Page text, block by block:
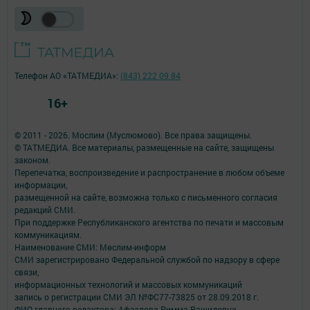
© 2011 - 2026. Мослим (Муслюмово). Все права защищены.
© ТАТМЕДИА. Все материалы, размещенные на сайте, защищены
законом.
Перепечатка, воспроизведение и распространение в любом объеме
информации,
размещенной на сайте, возможна только с письменного согласия
редакций СМИ.
При поддержке Республиканского агентства по печати и массовым
коммуникациям.
Наименование СМИ: Мөслим-информ
СМИ зарегистрировано Федеральной службой по надзору в сфере
связи,
информационных технологий и массовых коммуникаций
запись о регистрации СМИ ЭЛ №ФС77-73825 от 28.09.2018 г.
Телефон АО «ТАТМЕДИА»: (843) 222 09 84
16+